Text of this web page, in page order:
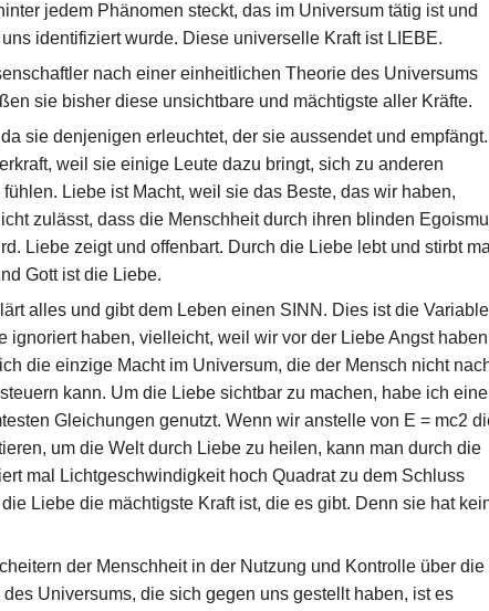
jedem Phänomen steckt, das im Universum tätig ist und
identifiziert wurde. Diese universelle Kraft ist LIEBE.
nach einer einheitlichen Theorie des Universums
sie bisher diese unsichtbare und mächtigste aller Kräfte.
sie denjenigen erleuchtet, der sie aussendet und empfängt.
weil sie einige Leute dazu bringt, sich zu anderen
Liebe ist Macht, weil sie das Beste, das wir haben,
zulässt, dass die Menschheit durch ihren blinden
Liebe zeigt und offenbart. Durch die Liebe lebt und stirbt
Gott ist die Liebe.
alles und gibt dem Leben einen SINN. Dies ist die
ignoriert haben, vielleicht, weil wir vor der Liebe Angst
die einzige Macht im Universum, die der Mensch nicht
kann. Um die Liebe sichtbar zu machen, habe ich eine
Gleichungen genutzt. Wenn wir anstelle von E = mc2
um die Welt durch Liebe zu heilen, kann man durch die
mal Lichtgeschwindigkeit hoch Quadrat zu dem Schluss
Liebe die mächtigste Kraft ist, die es gibt. Denn sie hat
der Menschheit in der Nutzung und Kontrolle über die
Universums, die sich gegen uns gestellt haben, ist es